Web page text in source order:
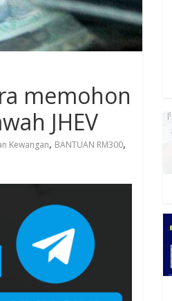
memohon
JHEV
Kewangan, BANTUAN RM300,